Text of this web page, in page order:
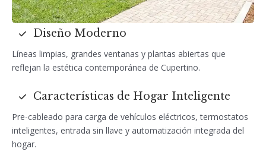
Diseño Moderno
Líneas limpias, grandes ventanas y plantas abiertas que
reflejan la estética contemporánea de Cupertino.
Características de Hogar Inteligente
Pre-cableado para carga de vehículos eléctricos, termostatos
inteligentes, entrada sin llave y automatización integrada del
hogar.